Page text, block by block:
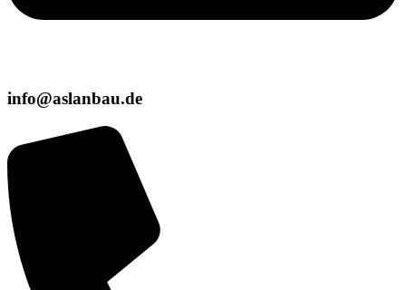
info@aslanbau.de